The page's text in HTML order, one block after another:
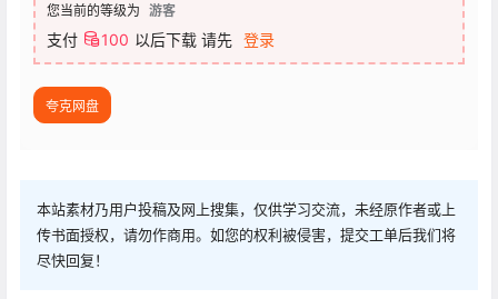
您当前的等级为 游客
支付 100 以后下载 请先 登录
夸克网盘
本站素材乃用户投稿及网上搜集，仅供学习交流，未经原作者或上
传书面授权，请勿作商用。如您的权利被侵害，提交工单后我们将
尽快回复！